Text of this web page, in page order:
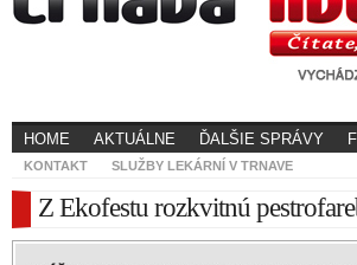
HOME AKTUÁLNE ĎALŠIE SPRÁVY
KONTAKT SLUŽBY LEKÁRNÍ V TRNAVE
Z Ekofestu rozkvitnú